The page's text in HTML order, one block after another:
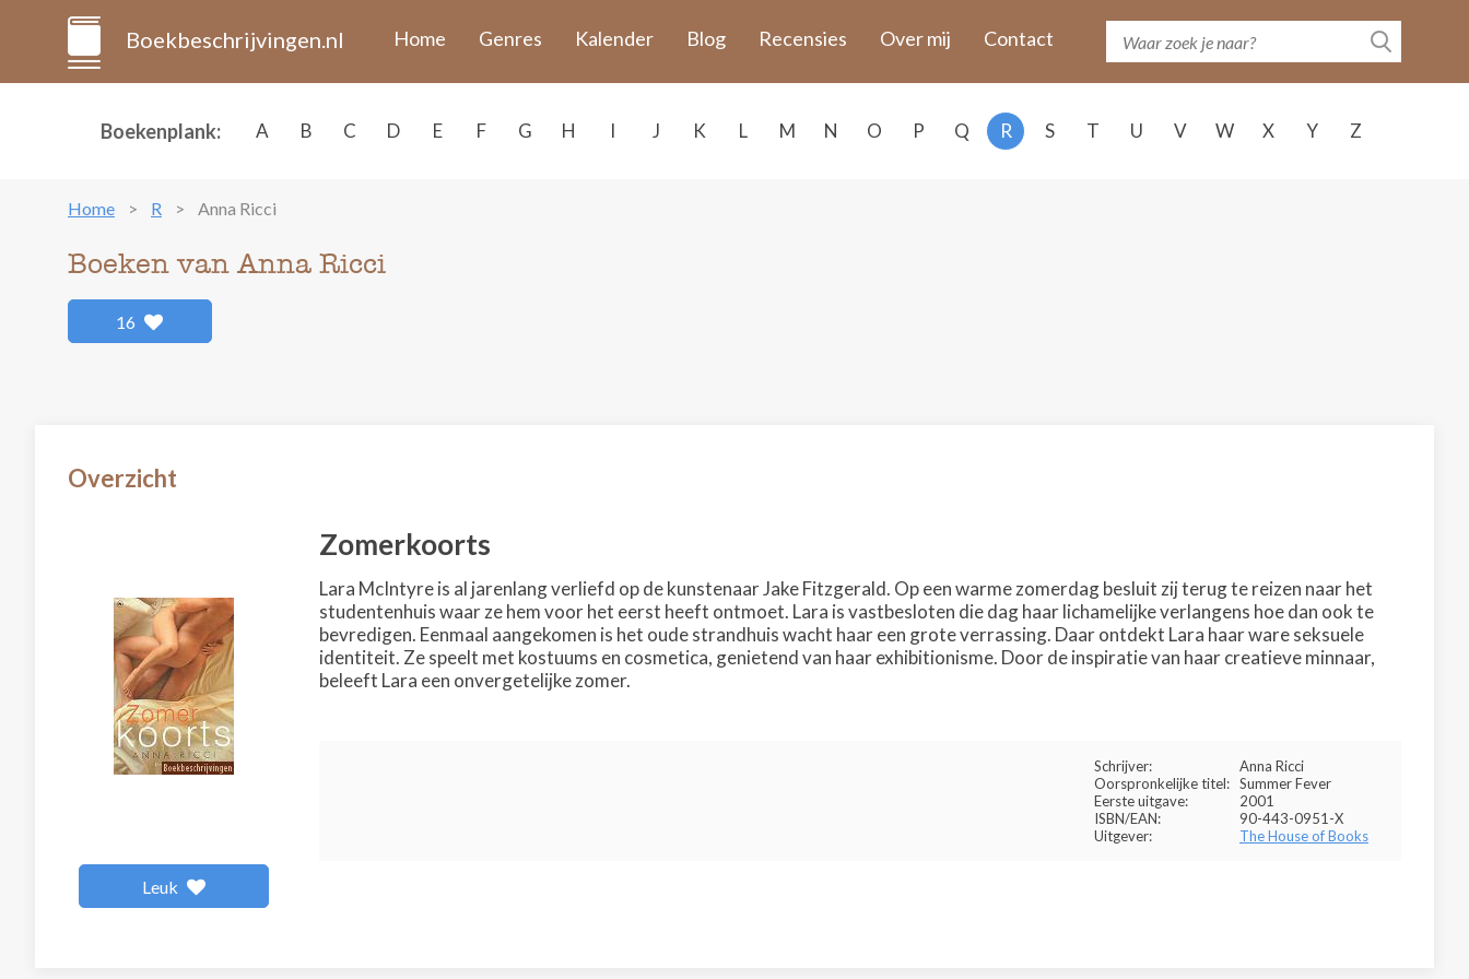
Boekbeschrijvingen.nl Home Genres Kalender Blog Recensies Over mij Contact
Boekenplank: A B C D E F G H I J K L M N O P Q R S T U V W X Y Z
Home R Anna Ricci
Boeken van Anna Ricci
16
Overzicht
Leuk
Zomerkoorts
Lara McIntyre is al jarenlang verliefd op de kunstenaar Jake Fitzgerald. Op een warme zomerdag besluit zij terug te reizen naar het
studentenhuis waar ze hem voor het eerst heeft ontmoet. Lara is vastbesloten die dag haar lichamelijke verlangens hoe dan ook te
bevredigen. Eenmaal aangekomen is het oude strandhuis wacht haar een grote verrassing. Daar ontdekt Lara haar ware seksuele
identiteit. Ze speelt met kostuums en cosmetica, genietend van haar exhibitionisme. Door de inspiratie van haar creatieve minnaar,
beleeft Lara een onvergetelijke zomer.
Schrijver:
Anna Ricci
Oorspronkelijke titel: Summer Fever
Eerste uitgave:
2001
ISBN/EAN:
90-443-0951-X
Uitgever:
The House of Books